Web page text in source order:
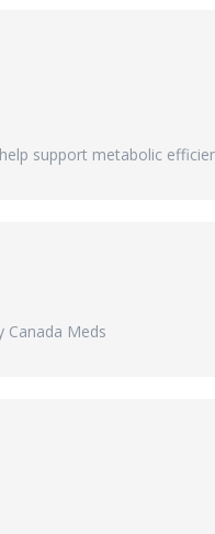
support metabolic
Canada Meds